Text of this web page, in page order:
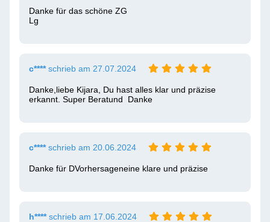
Danke für das schöne ZG
Lg
c****schrieb am 27.07.2024
Danke,liebe Kijara, Du hast alles klar und präzise
erkannt. Super Beratund  Danke
c****schrieb am 20.06.2024
Danke für DVorhersageneine klare und präzise
h****schrieb am 17.06.2024